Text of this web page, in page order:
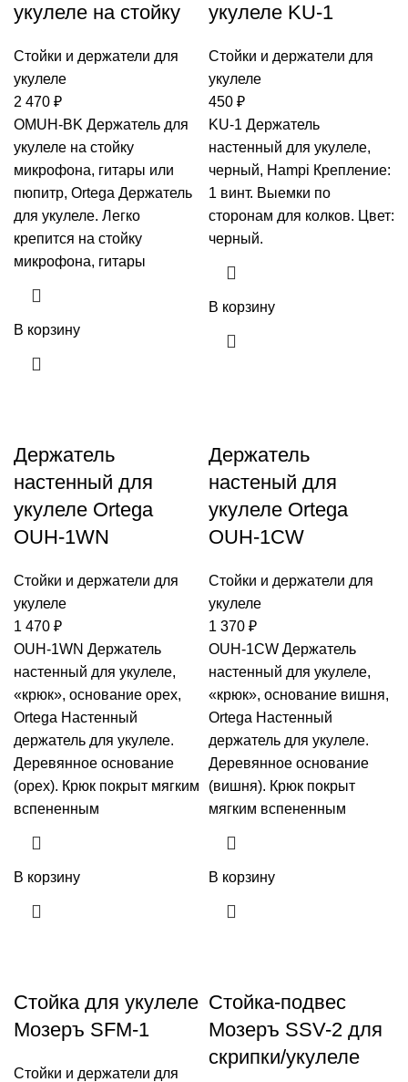
укулеле на стойку
Стойки и держатели для
укулеле
2 470 ₽
OMUH-BK Держатель для
укулеле на стойку
микрофона, гитары или
пюпитр, Ortega Держатель
для укулеле. Легко
крепится на стойку
микрофона, гитары
В корзину
укулеле KU-1
Стойки и держатели для
укулеле
450 ₽
KU-1 Держатель
настенный для укулеле,
черный, Hampi Крепление:
1 винт. Выемки по
сторонам для колков. Цвет:
черный.
В корзину
Держатель
настенный для
укулеле Ortega
OUH-1WN
Стойки и держатели для
укулеле
1 470 ₽
OUH-1WN Держатель
настенный для укулеле,
«крюк», основание орех,
Ortega Настенный
держатель для укулеле.
Деревянное основание
(орех). Крюк покрыт мягким
вспененным
В корзину
Держатель
настеный для
укулеле Ortega
OUH-1CW
Стойки и держатели для
укулеле
1 370 ₽
OUH-1CW Держатель
настенный для укулеле,
«крюк», основание вишня,
Ortega Настенный
держатель для укулеле.
Деревянное основание
(вишня). Крюк покрыт
мягким вспененным
В корзину
Стойка для укулеле
Мозеръ SFM-1
Стойки и держатели для
Стойка-подвес
Мозеръ SSV-2 для
скрипки/укулеле